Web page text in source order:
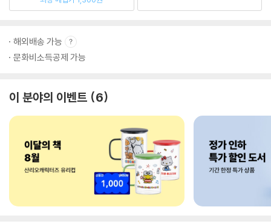
해외배송 가능
문화비소득공제 가능
이 분야의 이벤트 6